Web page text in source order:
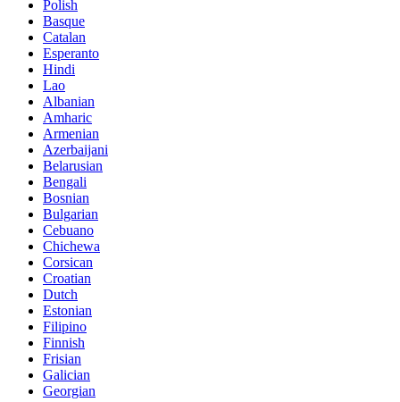
Polish
Basque
Catalan
Esperanto
Hindi
Lao
Albanian
Amharic
Armenian
Azerbaijani
Belarusian
Bengali
Bosnian
Bulgarian
Cebuano
Chichewa
Corsican
Croatian
Dutch
Estonian
Filipino
Finnish
Frisian
Galician
Georgian